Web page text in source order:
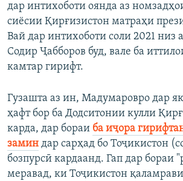
дар интихоботи оянда аз
сиёсии Қирғизистон матраҳи
Вай дар интихоботи соли 2021 низ
Содир Ҷабборов буд, вале ба
камтар гирифт.
Гузашта аз ин, Мадумаровро дар
ҳафт бор ба Додситонии кулли
карда, дар бораи ба иҷора
замин дар сарҳад бо Тоҷикистон
бозпурсӣ кардаанд. Гап дар бораи
меравад, ки Тоҷикистон